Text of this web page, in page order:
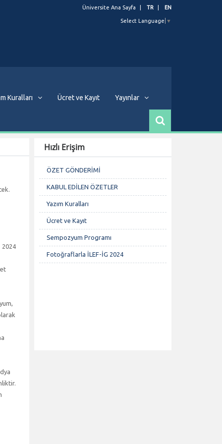
Üniversite Ana Sayfa TR EN
Select Language ▼
Kuralları Ücret ve Kayıt Yayınlar
2024
Hızlı Erişim
ÖZET GÖNDERİMİ
KABUL EDİLEN ÖZETLER
Yazım Kuralları
Ücret ve Kayıt
Sempozyum Programı
Fotoğraflarla İLEF-İG 2024